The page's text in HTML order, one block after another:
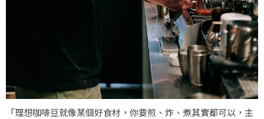
「理想咖啡豆就像某個好食材，你要煎、炸、煮其實都可以，主